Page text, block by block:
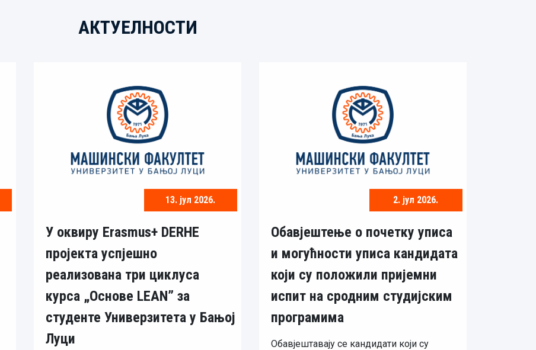
АКТУЕЛНОСТИ
13. јул 2026.
У оквиру Erasmus+ DERHE
пројекта успјешно
реализована три циклуса
курса „Основе LEAN” за
студенте Универзитета у Бањој
Луци
2. јул 2026.
Обавјештење о почетку уписа
и могућности уписа кандидата
који су положили пријемни
испит на сродним студијским
програмима
Обавјештавају се кандидати који су